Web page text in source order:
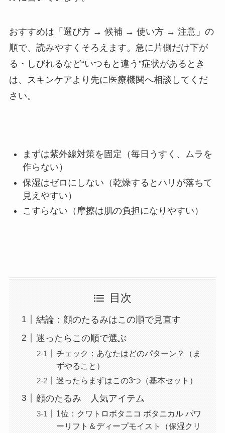
おすすめは「選び方 → 候補 → 使い方 → 注意」の
順で、読みやすくそろえます。急に片側だけ下が
る・しびれるなど“いつもと違う”症状があるとき
は、スキンケアより先に医療機関へ相談してくだ
さい。
まずは紫外線対策を固定（毎日うすく、ムラを
作らない）
保湿はゼロにしない（乾燥するとハリが落ちて
見えやすい）
こすらない（摩擦は肌の負担になりやすい）
目次
結論：顔のたるみはこの順で見直す
迷ったらこの順で選ぶ
チェック：あなたはどのパターン？（ま
ずやること）
迷ったらまずはこの3つ（基本セット）
顔のたるみ 人気アイテム
1位：クワトロボタニコ ボタニカル パワ
ーリフト＆ディープモイスト（保湿クリ